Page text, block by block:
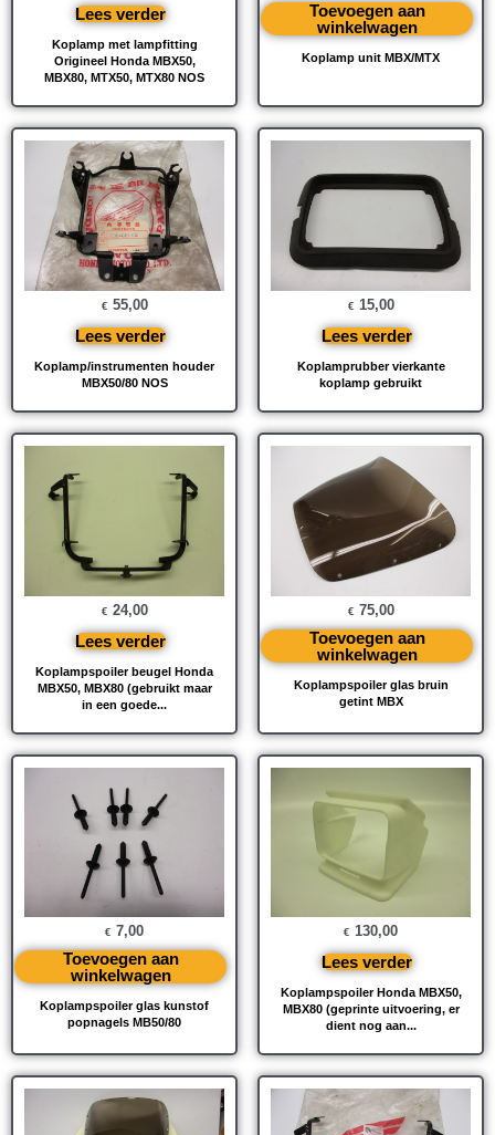
Koplamp met lampfitting
Origineel Honda MBX50,
MBX80, MTX50, MTX80 NOS
Lees verder
Koplamp unit MBX/MTX
Toevoegen aan
winkelwagen
Koplamp/instrumenten houder
MBX50/80 NOS
€ 55,00
Lees verder
Koplamprubber vierkante
koplamp gebruikt
€ 15,00
Lees verder
Koplampspoiler beugel Honda
MBX50, MBX80 (gebruikt maar
in een goede...
€ 24,00
Lees verder
Koplampspoiler glas bruin
getint MBX
€ 75,00
Toevoegen aan
winkelwagen
Koplampspoiler glas kunstof
popnagels MB50/80
€ 7,00
Toevoegen aan
winkelwagen
Koplampspoiler Honda MBX50,
MBX80 (geprinte uitvoering, er
dient nog aan...
€ 130,00
Lees verder